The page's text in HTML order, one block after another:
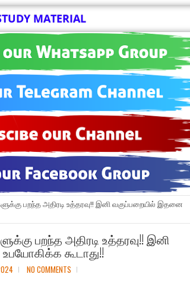
MATERIAL
பறந்த அதிரடி உத்தரவு!! இனி வகுப்பறையில் இதனை
பறந்த அதிரடி உத்தரவு!! இனி
கூடாது!!
NO COMMENTS